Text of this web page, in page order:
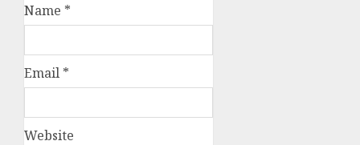
Name *
Email *
Website